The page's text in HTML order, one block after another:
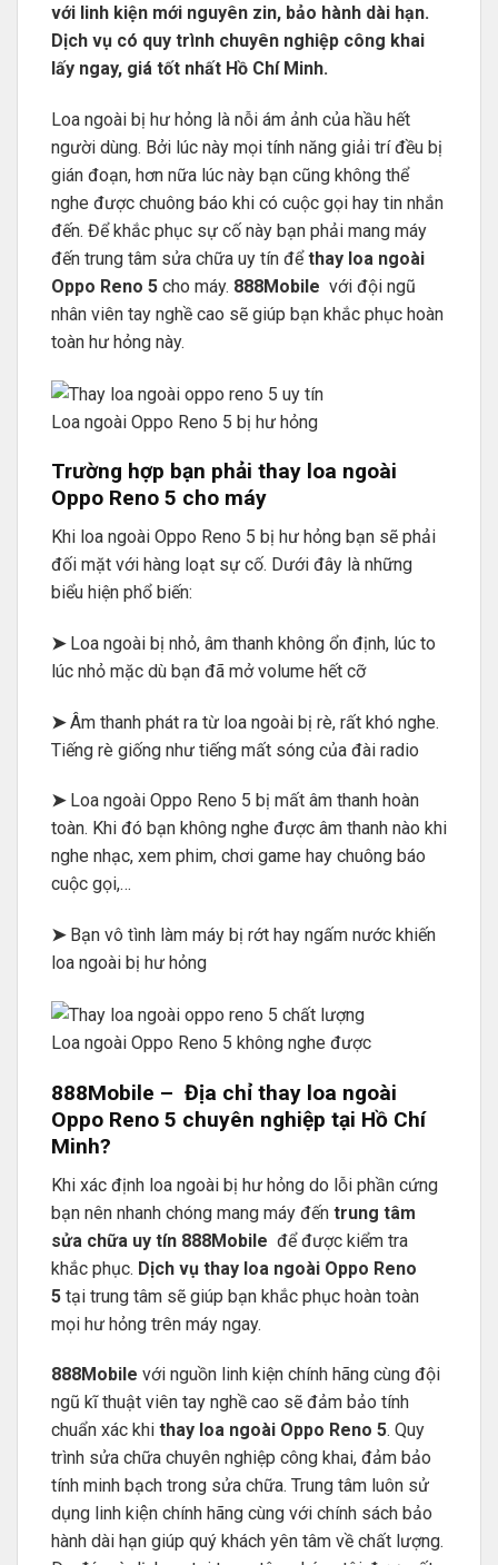
với linh kiện mới nguyên zin, bảo hành dài hạn.
Dịch vụ có quy trình chuyên nghiệp công khai
lấy ngay, giá tốt nhất Hồ Chí Minh.
Loa ngoài bị hư hỏng là nỗi ám ảnh của hầu hết
người dùng. Bởi lúc này mọi tính năng giải trí đều bị
gián đoạn, hơn nữa lúc này bạn cũng không thể
nghe được chuông báo khi có cuộc gọi hay tin nhắn
đến. Để khắc phục sự cố này bạn phải mang máy
đến trung tâm sửa chữa uy tín đểthay loa ngoài
Oppo Reno 5 cho máy. 888Mobile với đội ngũ
nhân viên tay nghề cao sẽ giúp bạn khắc phục hoàn
toàn hư hỏng này.
Loa ngoài Oppo Reno 5 bị hư hỏng
Trường hợp bạn phải thay loa ngoài
Oppo Reno 5 cho máy
Khi loa ngoài Oppo Reno 5 bị hư hỏng bạn sẽ phải
đối mặt với hàng loạt sự cố. Dưới đây là những
biểu hiện phổ biến:
➤Loa ngoài bị nhỏ, âm thanh không ổn định, lúc to
lúc nhỏ mặc dù bạn đã mở volume hết cỡ
➤Âm thanh phát ra từ loa ngoài bị rè, rất khó nghe.
Tiếng rè giống như tiếng mất sóng của đài radio
➤ Loa ngoài Oppo Reno 5 bị mất âm thanh hoàn
toàn. Khi đó bạn không nghe được âm thanh nào khi
nghe nhạc, xem phim, chơi game hay chuông báo
cuộc gọi,…
➤ Bạn vô tình làm máy bị rớt hay ngấm nước khiến
loa ngoài bị hư hỏng
Loa ngoài Oppo Reno 5 không nghe được
888Mobile – Địa chỉ thay loa ngoài
Oppo Reno 5 chuyên nghiệp tại Hồ Chí
Minh?
Khi xác định loa ngoài bị hư hỏng do lỗi phần cứng
bạn nên nhanh chóng mang máy đến trung tâm
sửa chữa uy tín 888Mobile để được kiểm tra
khắc phục. Dịch vụ thay loa ngoài Oppo Reno
5 tại trung tâm sẽ giúp bạn khắc phục hoàn toàn
mọi hư hỏng trên máy ngay.
888Mobile với nguồn linh kiện chính hãng cùng đội
ngũ kĩ thuật viên tay nghề cao sẽ đảm bảo tính
chuẩn xác khi thay loa ngoài Oppo Reno 5. Quy
trình sửa chữa chuyên nghiệp công khai, đảm bảo
tính minh bạch trong sửa chữa. Trung tâm luôn sử
dụng linh kiện chính hãng cùng với chính sách bảo
hành dài hạn giúp quý khách yên tâm về chất lượng.